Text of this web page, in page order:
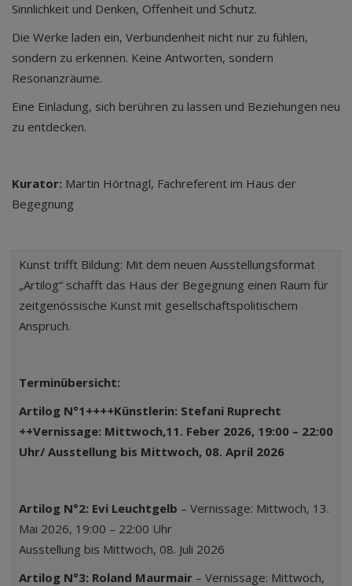
Sinnlichkeit und Denken, Offenheit und Schutz.
Die Werke laden ein, Verbundenheit nicht nur zu fühlen,
sondern zu erkennen. Keine Antworten, sondern
Resonanzräume.
Eine Einladung, sich berühren zu lassen und Beziehungen neu
zu entdecken.
Kurator: Martin Hörtnagl, Fachreferent im Haus der
Begegnung
Kunst trifft Bildung: Mit dem neuen Ausstellungsformat
„Artilog“ schafft das Haus der Begegnung einen Raum für
zeitgenössische Kunst mit gesellschaftspolitischem
Anspruch.
Terminübersicht:
Artilog N°1++++Künstlerin: Stefani Ruprecht
++Vernissage: Mittwoch,11. Feber 2026, 19:00 – 22:00
Uhr/ Ausstellung bis Mittwoch, 08. April 2026
Artilog N°2: Evi Leuchtgelb – Vernissage: Mittwoch, 13.
Mai 2026, 19:00 – 22:00 Uhr
Ausstellung bis Mittwoch, 08. Juli 2026
Artilog N°3: Roland Maurmair – Vernissage: Mittwoch,